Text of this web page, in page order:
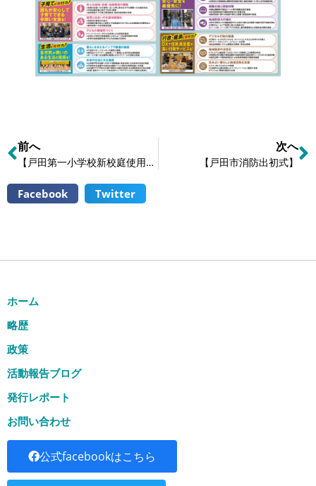
前へ
【戸田第一小学校新校庭使用開始】
次へ
【戸田市消防出初式】
Facebook Twitter
ホーム
略歴
政策
活動報告ブログ
発行レポート
お問い合わせ
公式facebookはこちら